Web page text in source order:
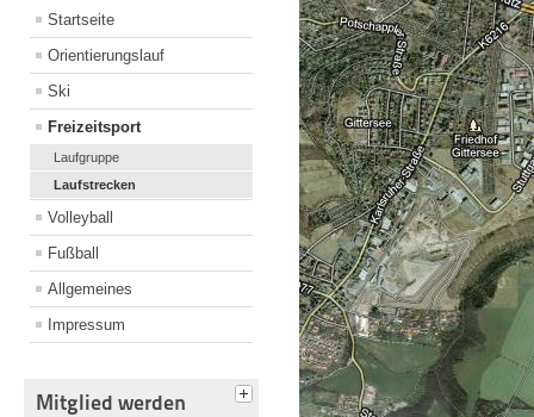
Startseite
Orientierungslauf
Ski
Freizeitsport
Laufgruppe
Laufstrecken
Volleyball
Fußball
Allgemeines
Impressum
Mitglied werden